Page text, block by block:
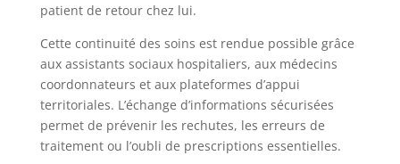
patient de retour chez lui.
Cette continuité des soins est rendue possible grâce
aux assistants sociaux hospitaliers, aux médecins
coordonnateurs et aux plateformes d’appui
territoriales. L’échange d’informations sécurisées
permet de prévenir les rechutes, les erreurs de
traitement ou l’oubli de prescriptions essentielles.